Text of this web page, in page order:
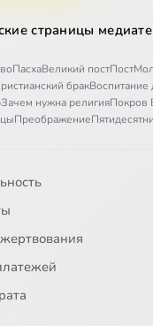
страницы
ПасхаВеликий постПост
бракВоспитание
Зачем нужна религияПокров
Преображение